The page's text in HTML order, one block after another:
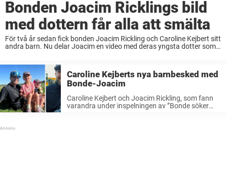
Bonden Joacim Ricklings bild
med dottern får alla att smälta
För två år sedan fick bonden Joacim Rickling och Caroline Kejbert sitt
andra barn. Nu delar Joacim en video med deras yngsta dotter som
Caroline Kejberts nya barnbesked med
Bonde-Joacim
Caroline Kejbert och Joacim Rickling, som fann
varandra under inspelningen av ”Bonde söker